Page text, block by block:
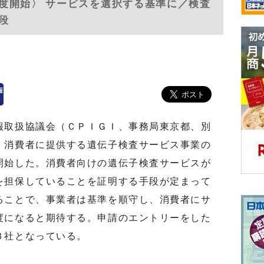
開始〉 サービスを選択する基準に／検査
扱協議会（ＣＰＩＧＩ、事務局東京都、別
費者に提供する遺伝子検査サービス事業の
した。消費者向けの遺伝子検査サービスが
保していることを証明する手段が定まって
とで、事業者は基準を順守し、消費者にサ
なると期待する。申請のエントリーをした
となっている。